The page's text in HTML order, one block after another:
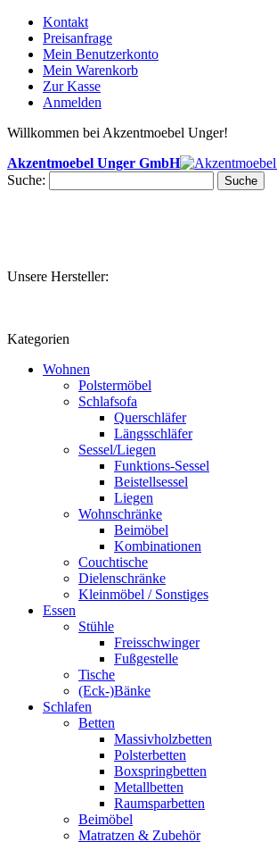
Kontakt
Preisanfrage
Mein Benutzerkonto
Mein Warenkorb
Zur Kasse
Anmelden
Willkommen bei Akzentmoebel Unger!
Akzentmoebel Unger GmbH
Suche:
Suche
Unsere Hersteller:
Kategorien
Wohnen
Polstermöbel
Schlafsofa
Querschläfer
Längsschläfer
Sessel/Liegen
Funktions-Sessel
Beistellsessel
Liegen
Wohnschränke
Beimöbel
Kombinationen
Couchtische
Dielenschränke
Kleinmöbel / Sonstiges
Essen
Stühle
Freisschwinger
Fußgestelle
Tische
(Eck-)Bänke
Schlafen
Betten
Massivholzbetten
Polsterbetten
Boxspringbetten
Metallbetten
Raumsparbetten
Beimöbel
Matratzen & Zubehör